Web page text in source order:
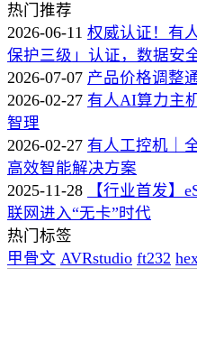
热门推荐
2026-06-11 权威认证！有
保护三级」认证，数据安
2026-07-07 产品价格调整
2026-02-27 有人AI算力主
智理
2026-02-27 有人工控机｜
高效智能解决方案
2025-11-28
【行业首发】
联网进入“无卡”时代
热门标签
甲骨文 AVRstudio ft232